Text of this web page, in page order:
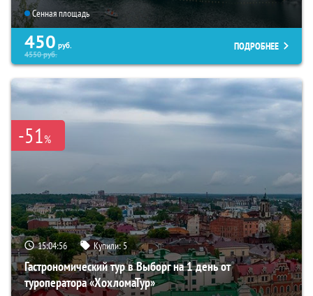
Сенная площадь
450 руб.
4550руб.
ПОДРОБНЕЕ
-51%
15:04:54 Купили:5
Гастрономический тур в Выборг на 1 день от
туроператора «ХохломаТур»